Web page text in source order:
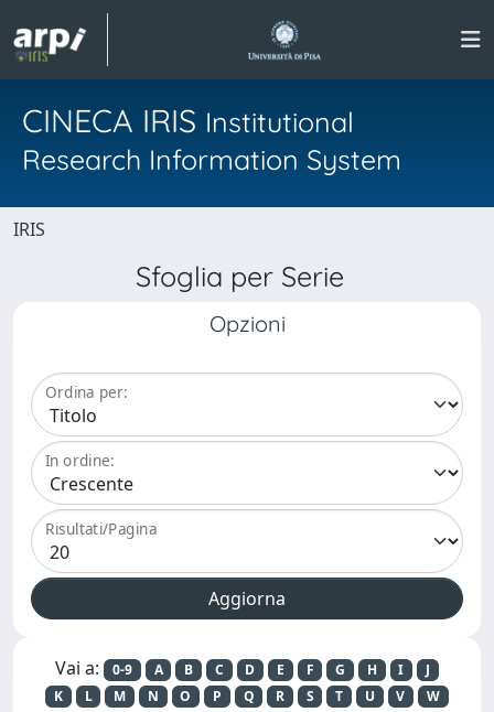
CINECA IRIS Institutional
Research Information System
IRIS
Sfoglia per Serie
Opzioni
Ordina per:
In ordine:
Risultati/Pagina
Vai a: 0-9 A B C D E F G H I
J
K
L M N O P Q R S T U V
W